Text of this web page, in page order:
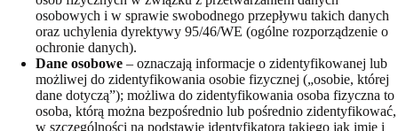
osobowych i w sprawie swobodnego przepływu takich danych
oraz uchylenia dyrektywy 95/46/WE (ogólne rozporządzenie o
ochronie danych).
Dane osobowe – oznaczają informacje o zidentyfikowanej lub
możliwej do zidentyfikowania osobie fizycznej („osobie, której
dane dotyczą”); możliwa do zidentyfikowania osoba fizyczna to
osoba, którą można bezpośrednio lub pośrednio zidentyfikować,
w szczególności na podstawie identyfikatora takiego jak imię i